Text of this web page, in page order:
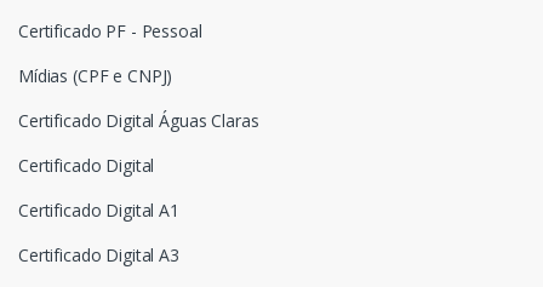
Certificado PF - Pessoal
Mídias (CPF e CNPJ)
Certificado Digital Águas Claras
Certificado Digital
Certificado Digital A1
Certificado Digital A3